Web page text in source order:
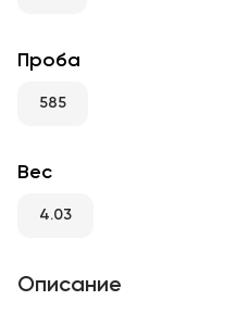
Проба
585
Вес
4.03
Описание